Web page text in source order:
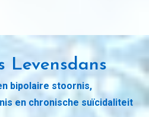
Levensdans
bipolaire stoornis,
en chronische suïcidaliteit